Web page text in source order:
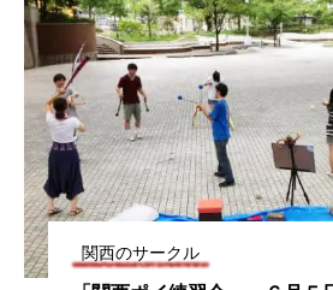
関西のサークル